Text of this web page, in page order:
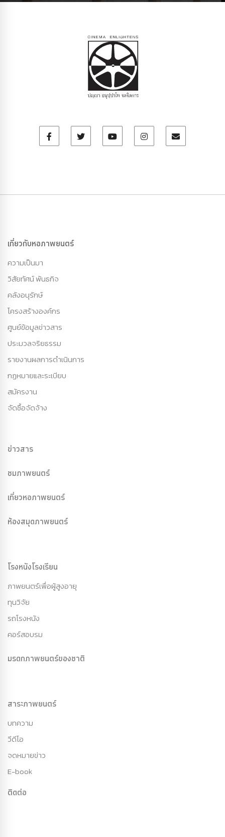
เกี่ยวกับหอภาพยนตร์
ความเป็นมา
วิสัยทัศน์ พันธกิจ
คลังอนุรักษ์
โครงสร้างองค์กร
ศูนย์ข้อมูลข่าวสาร
ประมวลจริยธรรม
รายงานผลการดำเนินการ
กฏหมายและระเบียบ
สมัครงาน
จัดซื้อจัดจ้าง
ข่าวสาร
ชมภาพยนตร์
เที่ยวหอภาพยนตร์
ห้องสมุดภาพยนตร์
โรงหนังโรงเรียน
ภาพยนตร์เพื่อผู้สูงอายุ
ทุนวิจัย
รถโรงหนัง
คอร์สอบรม
มรดกภาพยนตร์ของชาติ
สาระภาพยนตร์
บทความ
วีดีโอ
จดหมายข่าว
E-book
ติดต่อ